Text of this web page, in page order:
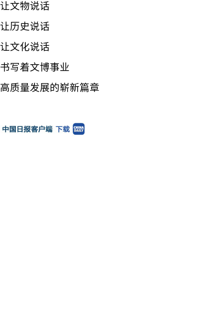
让文物说话
让历史说话
让文化说话
书写着文博事业
高质量发展的崭新篇章